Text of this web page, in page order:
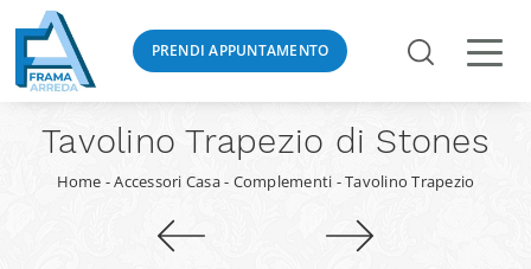
PRENDI APPUNTAMENTO
Tavolino Trapezio di Stones
Home -Accessori Casa- Complementi -Tavolino Trapezio